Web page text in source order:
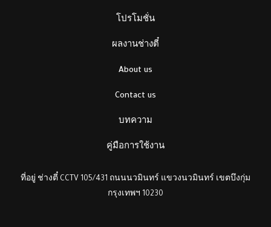
โปรโมชั่น
ผลงานช่างตี๋
About us
Contact us
บทความ
คู่มือการใช้งาน
ที่อยู่ ช่างตี๋ CCTV 105/431 ถนนนวมินทร์ แขวงนวมินทร์ เขตบึงกุ่ม
กรุงเทพฯ 10230